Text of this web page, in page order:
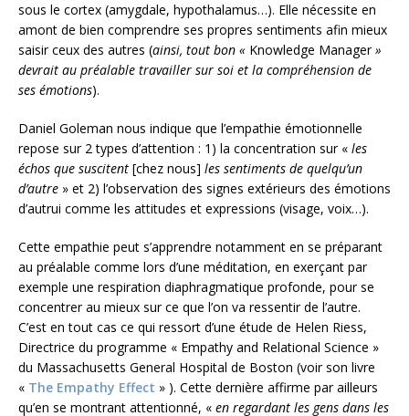
sous le cortex (amygdale, hypothalamus…). Elle nécessite en
amont de bien comprendre ses propres sentiments afin mieux
saisir ceux des autres (ainsi, tout bon « Knowledge Manager»
devrait au préalable travailler sur soi et la compréhension de
ses émotions).
Daniel Goleman nous indique que l’empathie émotionnelle
repose sur 2 types d’attention : 1) la concentration sur « les
échos que suscitent [chez nous] les sentiments de quelqu’un
d’autre » et 2) l’observation des signes extérieurs des émotions
d’autrui comme les attitudes et expressions (visage, voix…).
Cette empathie peut s’apprendre notamment en se préparant
au préalable comme lors d’une méditation, en exerçant par
exemple une respiration diaphragmatique profonde, pour se
concentrer au mieux sur ce que l’on va ressentir de l’autre.
C’est en tout cas ce qui ressort d’une étude de Helen Riess,
Directrice du programme « Empathy and Relational Science »
du Massachusetts General Hospital de Boston (voir son livre
« The Empathy Effect » ). Cette dernière affirme par ailleurs
qu’en se montrant attentionné, « en regardant les gens dans les